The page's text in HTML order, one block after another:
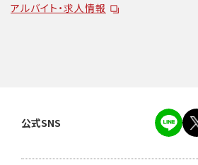
アルバイト・求人情報
公式SNS